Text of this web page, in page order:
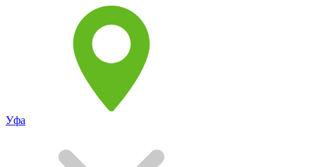
Уфа